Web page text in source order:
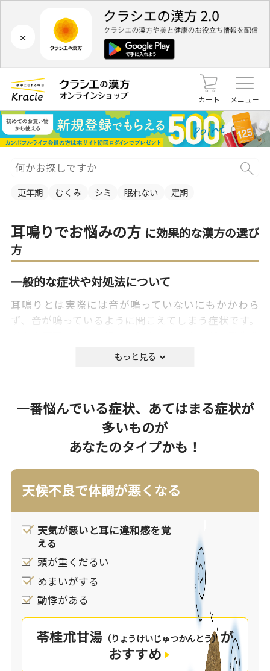
×
カート メニュー
更年期 むくみ シミ 眠れない 定期
耳鳴りでお悩みの方 に効果的な漢方の選び
方
一般的な症状や対処法について
耳鳴りとは実際には音が鳴っていないにもかかわら
ず、音が鳴っているように聞こえてしまう症状です。
序に関しては明確ではありません。
療となります。OTCではビタミン剤や血流改善薬など
を用います。また治療で耳鳴りを完全に消失させるこ
とは難しく、日常生活で気にならない程度までの緩和
を目指すことが一般的です。
漢方の考え方
す。耳が外界から情報を得るためには、エネルギ
ー（気）や栄養（血・精）が十分に届く必要があ
ります。天候による影響、加齢、ストレス、ホル
モンの分泌の変化など様々な影響によって、耳へ
エネルギーや栄養が届かなくなると耳は正常に機
能することができず、耳鳴りが起こるようになり
ます。
漢方薬はエネルギーや栄養を補ったり、栄養供給
を邪魔する様な余分な物質を取り除くことで、耳
一番悩んでいる症状、あてはまる症状が
多いものが
あなたのタイプかも！
天候不良で体調が悪くなる
天気が悪いと耳に違和感を覚
える
頭が重くだるい
めまいがする
動悸がある
苓桂朮甘湯 （りょうけいじゅつかんとう） が
おすすめ